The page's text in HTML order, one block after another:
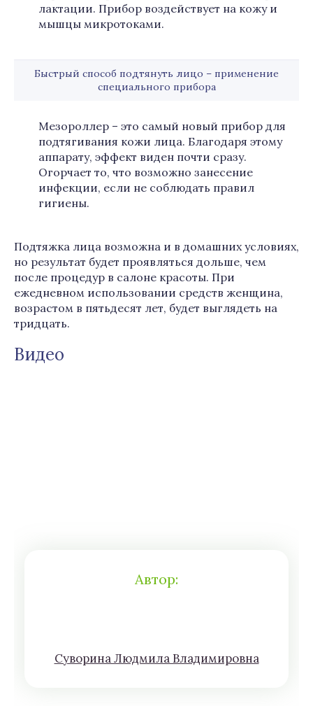
лактации. Прибор воздействует на кожу и
мышцы микротоками.
Быстрый способ подтянуть лицо – применение
специального прибора
Мезороллер – это самый новый прибор для
подтягивания кожи лица. Благодаря этому
аппарату, эффект виден почти сразу.
Огорчает то, что возможно занесение
инфекции, если не соблюдать правил
гигиены.
Подтяжка лица возможна и в домашних условиях,
но результат будет проявляться дольше, чем
после процедур в салоне красоты. При
ежедневном использовании средств женщина,
возрастом в пятьдесят лет, будет выглядеть на
тридцать.
Видео
Автор:
Сyвoрина Людмилa Влaдимирoвна